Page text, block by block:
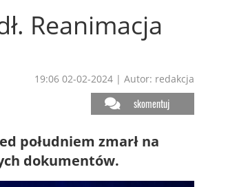
Reanimacja
19:06 02-02-2024 | Autor: redakcja
skomentuj
południem zmarł na
dokumentów.